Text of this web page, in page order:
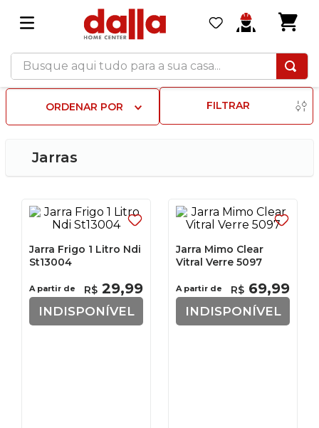
Busque aqui tudo para a sua casa...
ORDENAR POR FILTRAR
Jarras
Jarra Frigo 1 Litro Ndi
St13004
A partir de R$ 29,99
INDISPONÍVEL
Jarra Mimo Clear
Vitral Verre 5097
A partir de R$ 69,99
INDISPONÍVEL